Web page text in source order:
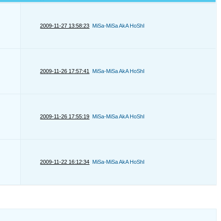
2009-11-27 13:58:23 MiSa-MiSa AkA HoShI
2009-11-26 17:57:41 MiSa-MiSa AkA HoShI
2009-11-26 17:55:19 MiSa-MiSa AkA HoShI
2009-11-22 16:12:34 MiSa-MiSa AkA HoShI